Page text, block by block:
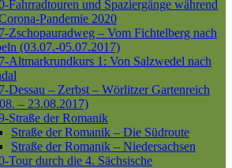
Fahrradtouren und Spaziergänge während
Pandemie 2020
Zschopauradweg – Vom Fichtelberg nach
(03.07.-05.07.2017)
Altmarkrundkurs 1: Von Salzwedel nach
Dessau – Zerbst – Wörlitzer Gartenreich
– 23.08.2017)
Straße der Romanik
Straße der Romanik – Die Südroute
Straße der Romanik – Niedersachsen
Tour durch die 4. Sächsische